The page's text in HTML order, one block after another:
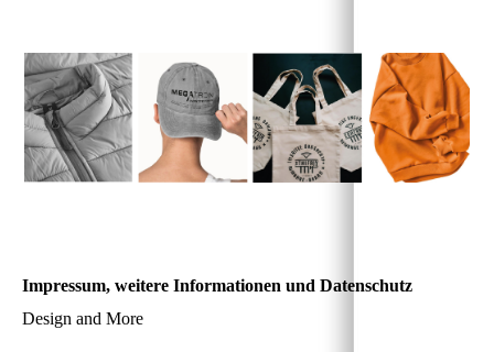
Impressum, weitere Informationen und Datenschutz
Design and More